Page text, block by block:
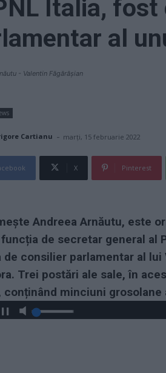
Italia, fost
al
- Valentin Făgărășian
Cartianu - marți, 15 februarie 2022
X Pinterest
Andreea Arnăutu, este
de secretar general al
de consilier parlamentar al lui
Trei postări ale sale, în
conținând minciuni